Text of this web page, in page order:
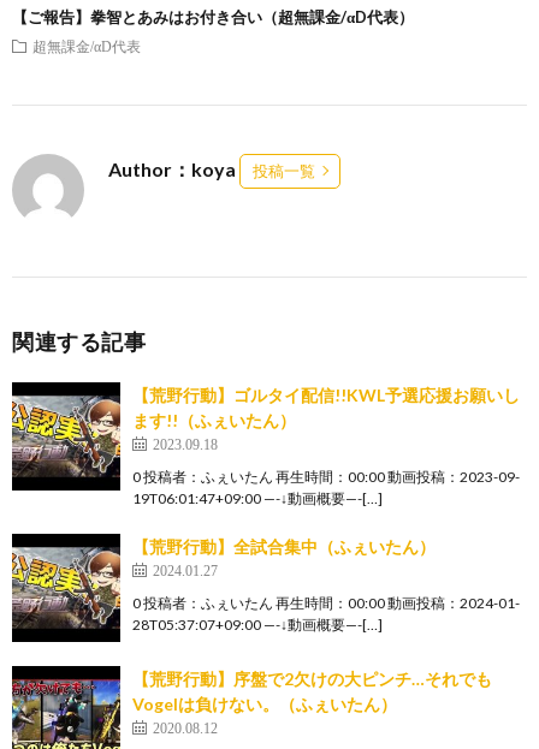
【ご報告】拳智とあみはお付き合い（超無課金/αD代表）
超無課金/αD代表
Author：koya 投稿一覧
関連する記事
【荒野行動】ゴルタイ配信!!KWL予選応援お願いし
ます!!（ふぇいたん）
2023.09.18
0 投稿者：ふぇいたん 再生時間：00:00 動画投稿：2023-09-
19T06:01:47+09:00 —-↓動画概要—-[…]
【荒野行動】全試合集中（ふぇいたん）
2024.01.27
0 投稿者：ふぇいたん 再生時間：00:00 動画投稿：2024-01-
28T05:37:07+09:00 —-↓動画概要—-[…]
【荒野行動】序盤で2欠けの大ピンチ…それでも
Vogelは負けない。（ふぇいたん）
2020.08.12